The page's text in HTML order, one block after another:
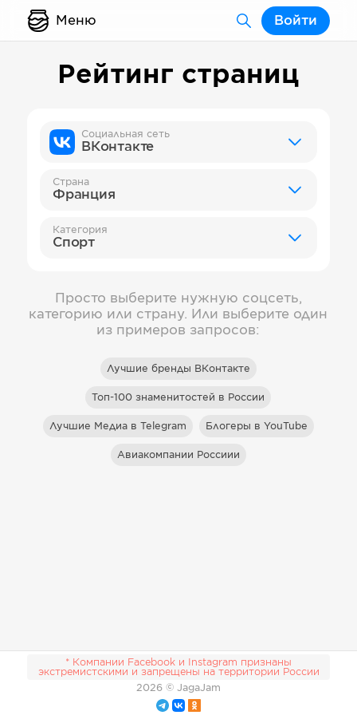
Меню Войти
Рейтинг страниц
Социальная сеть
ВКонтакте
Страна
Франция
Категория
Спорт
Просто выберите нужную соцсеть,
категорию или страну. Или выберите один
из примеров запросов:
Лучшие бренды ВКонтакте
Топ-100 знаменитостей в России
Лучшие Медиа в Telegram Блогеры в YouTube
Авиакомпании Россиии
* Компании Facebook и Instagram признаны
экстремистскими и запрещены на территории России
2026 © JagaJam